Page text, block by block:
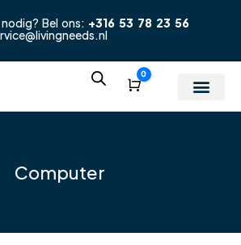
Bel ons: +316 53 78 23 56
Winkelwagen
0
Computer